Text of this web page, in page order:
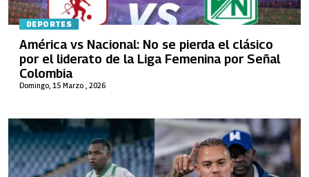
DEPORTES
Domingo, 15 Marzo , 2026
América vs Nacional: No se pierda el clásico
por el liderato de la Liga Femenina por Señal
Colombia